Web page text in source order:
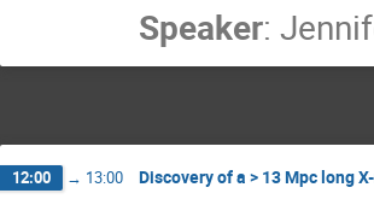
Speaker:
12:00 → 13:00 Discovery of a > 13 Mpc long